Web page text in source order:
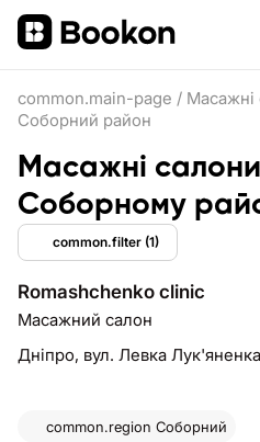
common.main-page / Масажні
Соборний район
Масажні
Соборному
common.filter (1)
Romashchenko clinic
Масажний салон
Дніпро, вул. Левка
common.region Соборний